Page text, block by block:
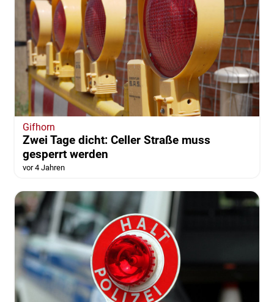
Gifhorn
Zwei Tage dicht: Celler Straße muss
gesperrt werden
vor 4 Jahren